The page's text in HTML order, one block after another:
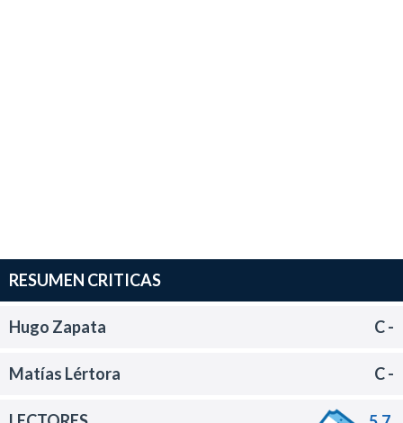
RESUMEN CRITICAS
Hugo Zapata C -
Matías Lértora C -